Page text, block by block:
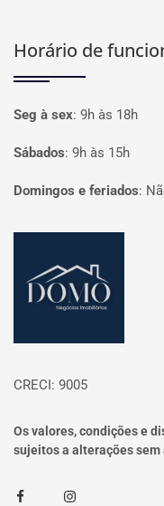
Horário de
Seg à sex: 9h às 18h
Sábados: 9h às 15h
Domingos e feriados:
CRECI: 9005
Os valores, condições e
sujeitos a alterações sem
FacebookInstagram